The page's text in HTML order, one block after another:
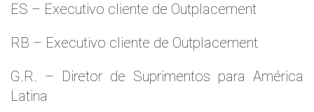
ES – Executivo cliente de Outplacement
RB – Executivo cliente de Outplacement
G.R. – Diretor de Suprimentos para América
Latina